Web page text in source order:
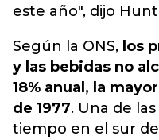
este año", dijo
Según la ONS, los
y las bebidas no
18% anual, la
de 1977. Una de
tiempo en el sur